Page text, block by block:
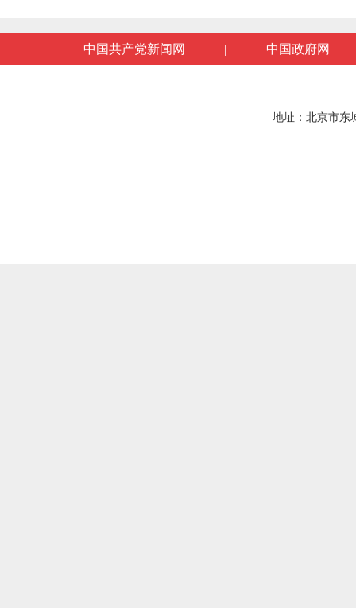
中国共产党新闻网 | 中国政府网
地址：北京市东